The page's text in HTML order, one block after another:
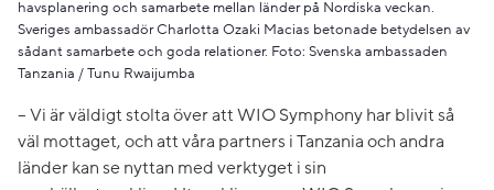
havsplanering och samarbete mellan länder på Nordiska veckan.
Sveriges ambassadör Charlotta Ozaki Macias betonade betydelsen av
sådant samarbete och goda relationer. Foto: Svenska ambassaden
Tanzania / Tunu Rwaijumba
– Vi är väldigt stolta över att WIO Symphony har blivit så
väl mottaget, och att våra partners i Tanzania och andra
länder kan se nyttan med verktyget i sin